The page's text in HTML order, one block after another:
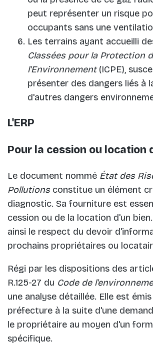
peut représenter un risque
occupants sans une
Les terrains ayant accueilli
Classées pour la Protection
l'Environnement(ICPE),
présenter des dangers liés à
d'autres dangers
L'ERP
Pour la cession ou location
Le document nommé État des
Pollutionsconstitue un élément
diagnostic. Sa fourniture est
cession ou de la location d'un
ainsi le respect du devoir
prochains propriétaires ou
Régi par les dispositions des
R.125-27 du Code de
une analyse détaillée. Elle est
préfecture à la suite d'une
le propriétaire au moyen d'un
spécifique.